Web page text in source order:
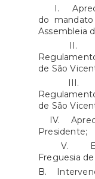
I.
do
Assembleia
II.
de São
III.
de São
IV.
Presidente;
V.
Freguesia
B.